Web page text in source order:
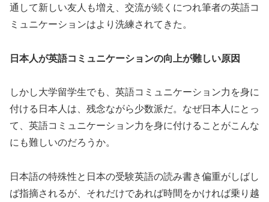
通して新しい友人も増え、交流が続くにつれ筆者の英語コ
ミュニケーションはより洗練されてきた。
日本人が英語コミュニケーションの向上が難しい原因
しかし大学留学生でも、英語コミュニケーション力を身に
付ける日本人は、残念ながら少数派だ。なぜ日本人にとっ
て、英語コミュニケーション力を身に付けることがこんな
にも難しいのだろうか。
日本語の特殊性と日本の受験英語の読み書き偏重がしばし
ば指摘されるが、それだけであれば時間をかければ乗り越